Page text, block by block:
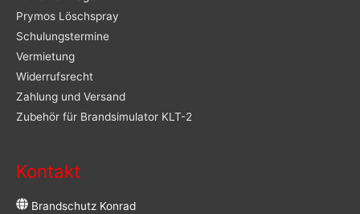
Prymos Löschspray
Schulungstermine
Vermietung
Widerrufsrecht
Zahlung und Versand
Zubehör für Brandsimulator KLT-2
Kontakt
Brandschutz Konrad